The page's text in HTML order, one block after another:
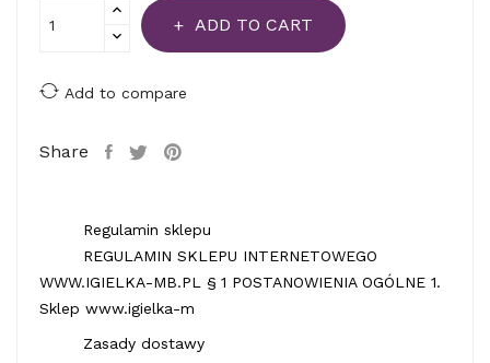
ADD TO CART
Add to compare
Share
Regulamin sklepu
REGULAMIN SKLEPU INTERNETOWEGO
WWW.IGIELKA-MB.PL § 1 POSTANOWIENIA OGÓLNE 1.
Sklep www.igielka-m
Zasady dostawy